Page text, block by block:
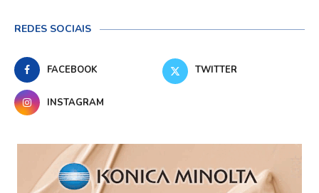
REDES SOCIAIS
FACEBOOK TWITTER
INSTAGRAM